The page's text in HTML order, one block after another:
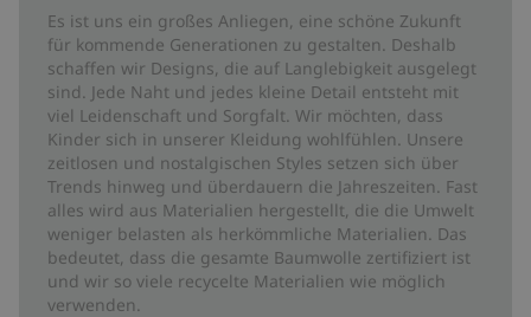
Es ist uns ein großes Anliegen, eine schöne Zukunft
für kommende Generationen zu gestalten. Deshalb
schaffen wir Designs, die auf Langlebigkeit ausgelegt
sind. Jede Naht und jedes kleine Detail entsteht mit
viel Leidenschaft und Sorgfalt. Wir möchten, dass
Kinder sich in unserer Kleidung wohlfühlen. Unsere
zeitlosen und nostalgischen Styles setzen sich über
Trends hinweg und überdauern die Jahreszeiten. Fast
alles wird aus Materialien hergestellt, die die Umwelt
weniger belasten als herkömmliche Materialien. Das
bedeutet, dass die gesamte Baumwolle zertifiziert ist
und wir so viele recycelte Materialien wie möglich
verwenden.